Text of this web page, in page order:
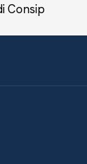
Consip